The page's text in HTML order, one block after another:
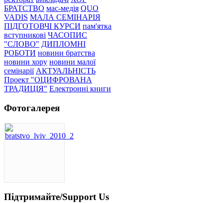
БРАТСТВО мас-медія QUO
VADIS МАЛА СЕМІНАРІЯ
ПІДГОТОВЧІ КУРСИ пам'ятка
вступникові ЧАСОПИС
"СЛОВО" ДИПЛОМНІ
РОБОТИ новини братства
новини хору новини малої
семінарії АКТУАЛЬНІСТЬ
Проект "ОЦИФРОВАНА
ТРАДИЦІЯ" Електронні книги
Фотогалерея
Підтримайте/Support Us